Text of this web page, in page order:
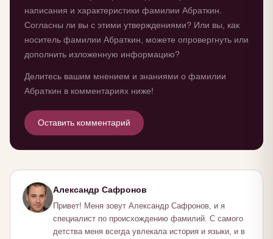
написания и характеристики фамилии Абраткин.
Согласны ли вы с этими утверждениями? Или вы, как
носитель фамилии Абраткин, можете опровергнуть или
дополнить изложенную информацию?
Делитесь вашим мнением и знаниями о фамилии
Абраткин в комментариях ниже!
Оставить комментарий
Александр Сафронов
Привет! Меня зовут Александр Сафронов, и я
специалист по происхождению фамилий. С самого
детства меня всегда увлекала история и языки, и в